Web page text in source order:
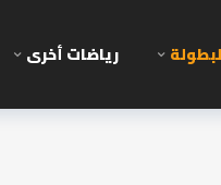
رياضات أخرى